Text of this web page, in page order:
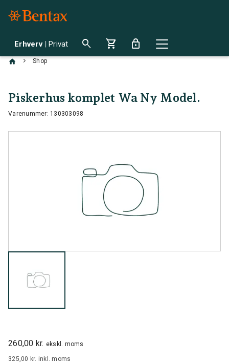
Erhverv | Privat search shopping_cart lock
chevron_right Shop
Piskerhus komplet Wa Ny Model.
Varenummer: 130303098
260,00 kr. ekskl. moms
325,00 kr. inkl. moms